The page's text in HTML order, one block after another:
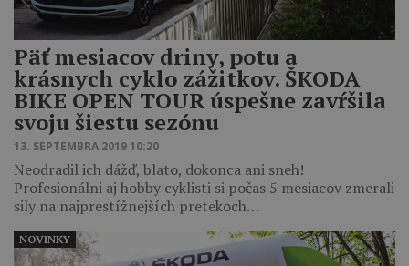
Päť mesiacov driny, potu a
krásnych cyklo zážitkov. ŠKODA
BIKE OPEN TOUR úspešne zavŕšila
svoju šiestu sezónu
13. SEPTEMBRA 2019 10:20
Neodradil ich dážď, blato, dokonca ani sneh!
Profesionálni aj hobby cyklisti si počas 5 mesiacov zmerali
sily na najprestížnejších pretekoch…
NOVINKY